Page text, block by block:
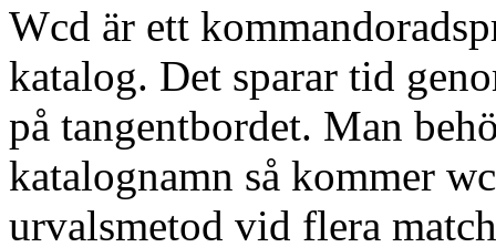
Wcd är ett
katalog. Det sparar tid
på tangentbordet. Man
katalognamn så kommer
urvalsmetod vid flera